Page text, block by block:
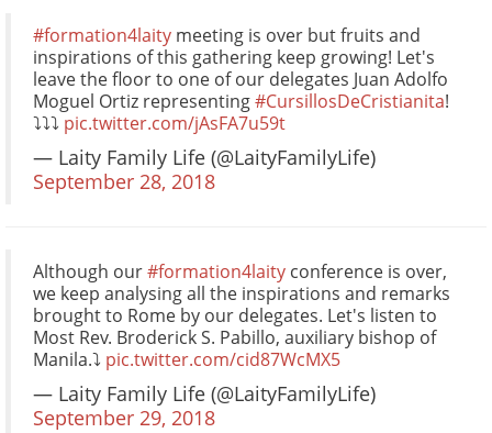
#formation4laity meeting is over but fruits and
inspirations of this gathering keep growing! Let's
leave the floor to one of our delegates Juan Adolfo
Moguel Ortiz representing#CursillosDeCristianita!
⤵️⤵️⤵️ pic.twitter.com/jAsFA7u59t
— Laity Family Life (@LaityFamilyLife)
September 28, 2018
Although our#formation4laity conference is over,
we keep analysing all the inspirations and remarks
brought to Rome by our delegates. Let's listen to
Most Rev. Broderick S. Pabillo, auxiliary bishop of
Manila.⤵️ pic.twitter.com/cid87WcMX5
— Laity Family Life (@LaityFamilyLife)
September 29, 2018